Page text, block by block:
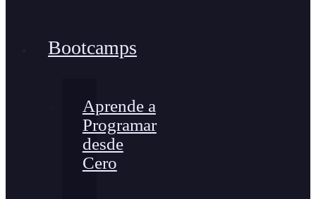
Bootcamps
Aprende a
Programar
desde
Cero